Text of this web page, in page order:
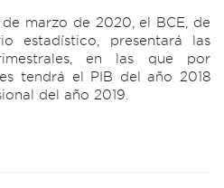
marzo de 2020, el BCE, de
estadístico, presentará las
en las que por
tendrá el PIB del año 2018
del año 2019.